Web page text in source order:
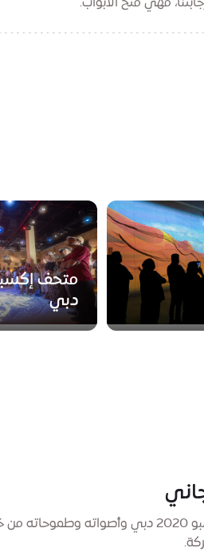
فهي فتح الأبواب.
دبي
استعد تجربة إرث ملتقى العالم. عِش من جديد لحظات إكسبو 2020 دبي